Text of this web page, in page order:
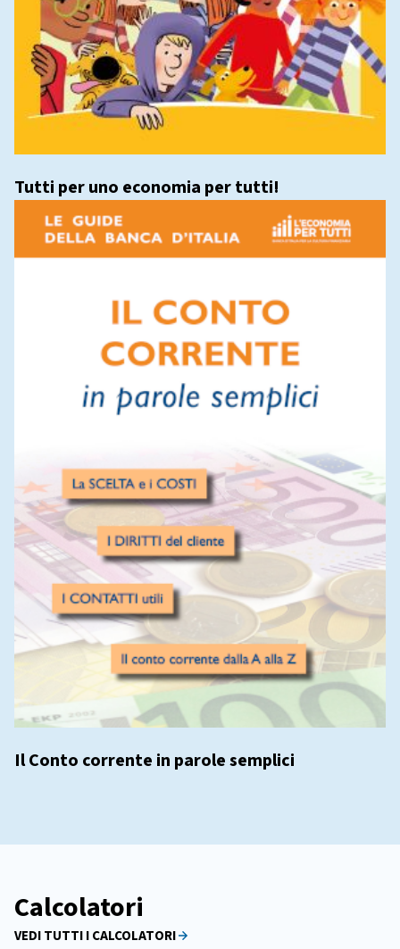
Tutti per uno economia per tutti!
Il Conto corrente in parole semplici
Calcolatori
VEDI TUTTI I CALCOLATORI